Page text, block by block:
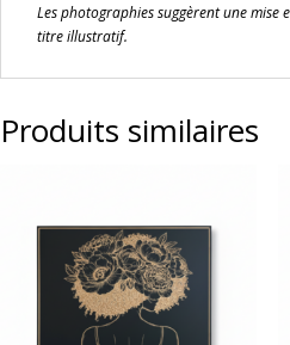
Les photographies suggèrent une mise
titre illustratif.
Produits similaires